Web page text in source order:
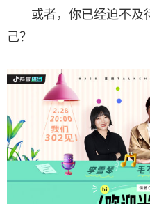
或者，你已经迫不及
己？